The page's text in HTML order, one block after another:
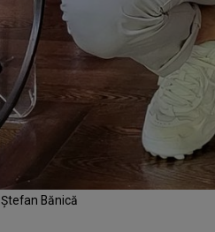
Ștefan Bănică